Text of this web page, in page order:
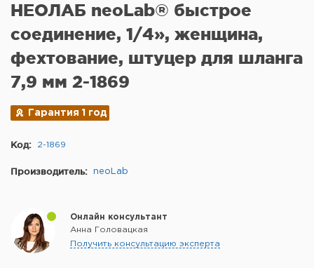
НЕОЛАБ neoLab® быстрое
соединение, 1/4», женщина,
фехтование, штуцер для шланга
7,9 мм 2-1869
Гарантия 1 год
Код: 2-1869
Производитель: neoLab
Онлайн консультант
Анна Головацкая
Получить консультацию эксперта